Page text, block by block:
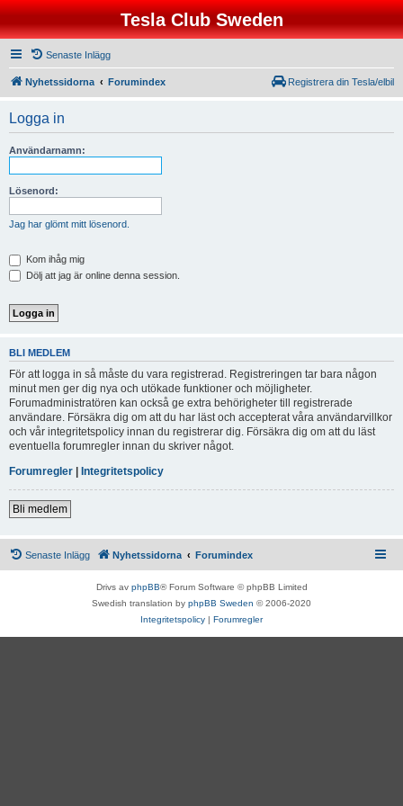
Tesla Club Sweden
Senaste Inlägg
Nyhetssidorna Forumindex Registrera din Tesla/elbil
Logga in
Användarnamn:
Lösenord:
Jag har glömt mitt lösenord.
Kom ihåg mig
Dölj att jag är online denna session.
BLI MEDLEM
För att logga in så måste du vara registrerad. Registreringen tar bara någon
minut men ger dig nya och utökade funktioner och möjligheter.
Forumadministratören kan också ge extra behörigheter till registrerade
användare. Försäkra dig om att du har läst och accepterat våra användarvillkor
och vår integritetspolicy innan du registrerar dig. Försäkra dig om att du läst
eventuella forumregler innan du skriver något.
Forumregler | Integritetspolicy
Bli medlem
Senaste Inlägg Nyhetssidorna Forumindex
Drivs av phpBB® Forum Software © phpBB Limited
Swedish translation by phpBB Sweden © 2006-2020
Integritetspolicy | Forumregler